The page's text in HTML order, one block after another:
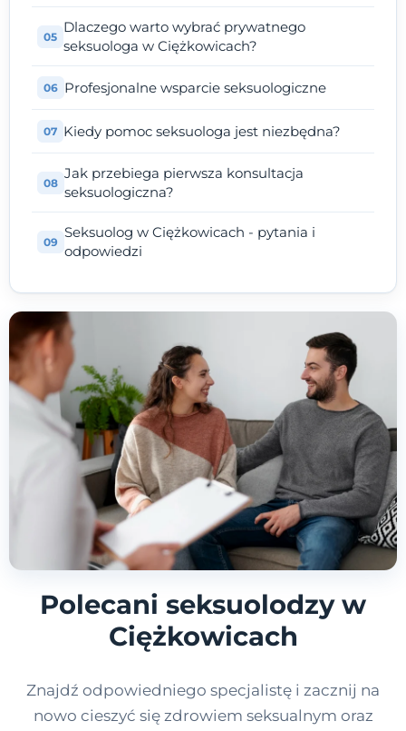
Dlaczego warto wybrać prywatnego
seksuologa w Ciężkowicach?
Profesjonalne wsparcie seksuologiczne
Kiedy pomoc seksuologa jest niezbędna?
Jak przebiega pierwsza konsultacja
seksuologiczna?
Seksuolog w Ciężkowicach - pytania i
odpowiedzi
Polecani seksuolodzy w
Ciężkowicach
Znajdź odpowiedniego specjalistę i zacznij na
nowo cieszyć się zdrowiem seksualnym oraz